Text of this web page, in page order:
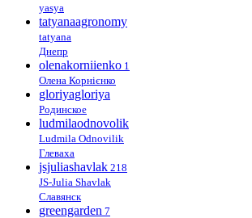
yasya
tatyanaagronomy
tatyana
Днепр
olenakorniienko 1
Олена Корнієнко
gloriyagloriya
Родинское
ludmilaodnovolik
Ludmila Odnovilik
Глеваха
jsjuliashavlak 218
JS-Julia Shavlak
Славянск
greengarden 7